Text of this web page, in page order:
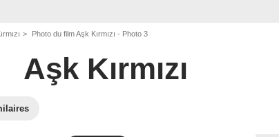
Photo du film Aşk Kırmızı - Photo 3
Aşk Kırmızı